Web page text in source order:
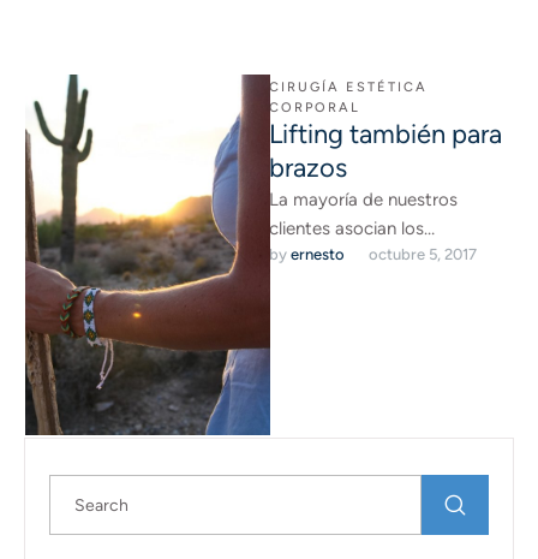
CIRUGÍA ESTÉTICA
CORPORAL
Lifting también para
brazos
La mayoría de nuestros
clientes asocian los
tratamientos de lipoláser en
by ernesto octubre 5, 2017